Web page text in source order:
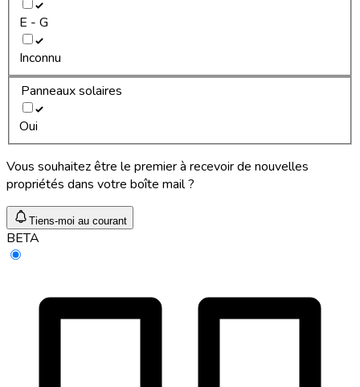
E - G
Inconnu
Panneaux solaires
Oui
Vous souhaitez être le premier à recevoir de nouvelles
propriétés dans votre boîte mail ?
Tiens-moi au courant
BETA